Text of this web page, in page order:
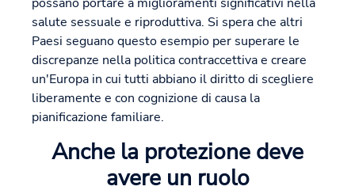
salute sessuale e riproduttiva. Si spera che altri
Paesi seguano questo esempio per superare le
discrepanze nella politica contraccettiva e creare
un'Europa in cui tutti abbiano il diritto di scegliere
liberamente e con cognizione di causa la
pianificazione familiare.
Anche la protezione deve
avere un ruolo